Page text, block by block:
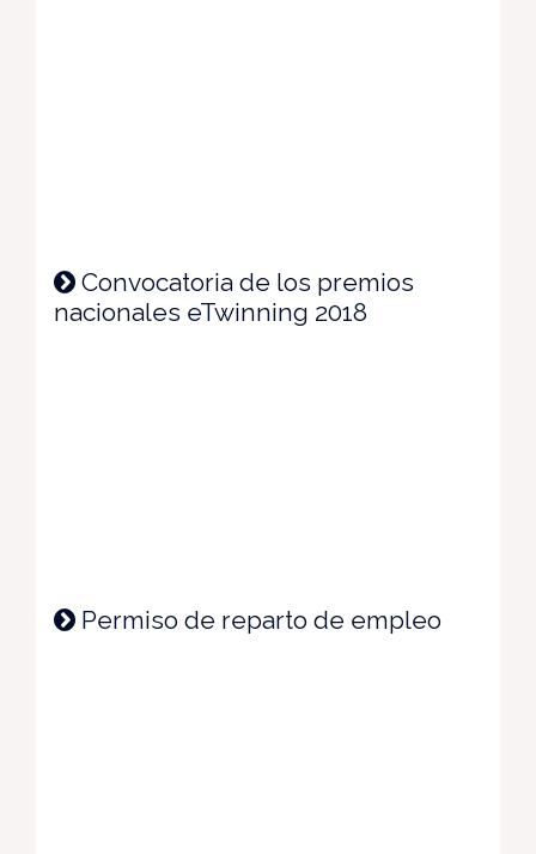
Convocatoria de los premios
nacionales eTwinning 2018
Permiso de reparto de empleo